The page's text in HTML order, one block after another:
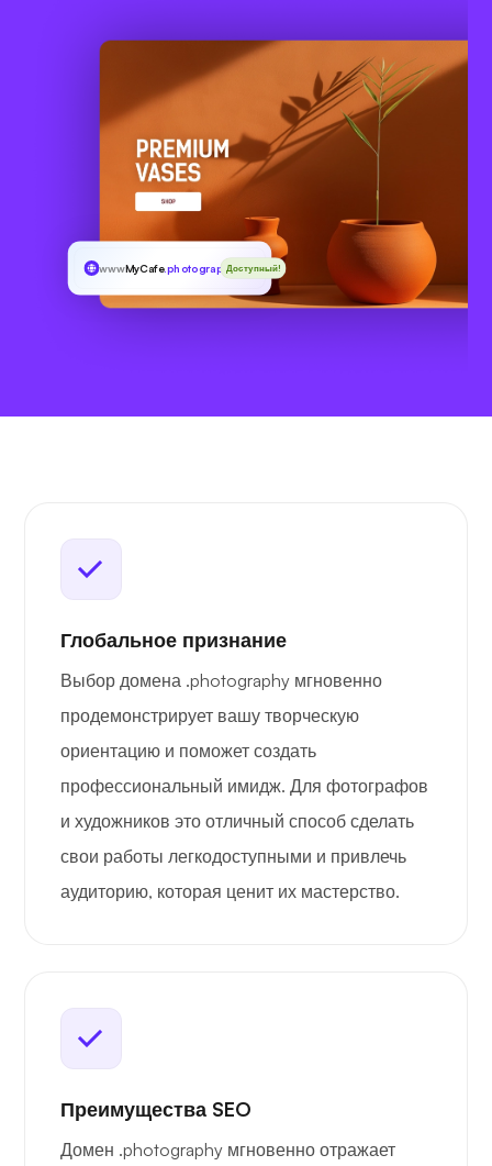
wwwMyCafe.photographyДоступный!
Глобальное признание
Выбор домена .photography мгновенно
продемонстрирует вашу творческую
ориентацию и поможет создать
профессиональный имидж. Для фотографов
и художников это отличный способ сделать
свои работы легкодоступными и привлечь
аудиторию, которая ценит их мастерство.
Преимущества SEO
Домен .photography мгновенно отражает